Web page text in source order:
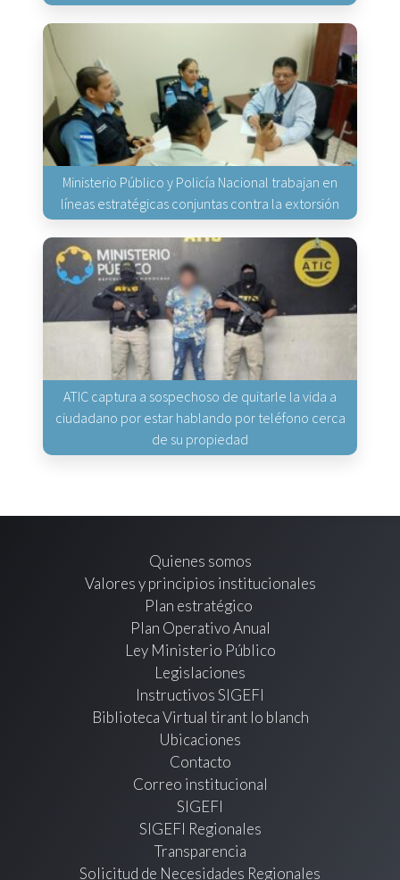
Ministerio Público y Policía Nacional trabajan en
líneas estratégicas conjuntas contra la extorsión
ATIC captura a sospechoso de quitarle la vida a
ciudadano por estar hablando por teléfono cerca
de su propiedad
Quienes somos
Valores y principios institucionales
Plan estratégico
Plan Operativo Anual
Ley Ministerio Público
Legislaciones
Instructivos SIGEFI
Biblioteca Virtual tirant lo blanch
Ubicaciones
Contacto
Correo institucional
SIGEFI
SIGEFI Regionales
Transparencia
Solicitud de Necesidades Regionales